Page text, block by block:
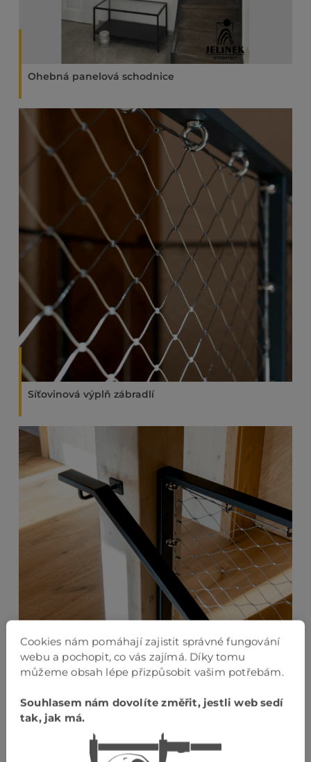
Ohebná panelová schodnice
Síťovinová výplň zábradlí
Kovové pásovinové zábradlí
Cookies nám pomáhají zajistit správné fungování
webu a pochopit, co vás zajímá. Díky tomu
můžeme obsah lépe přizpůsobit vašim potřebám.
Souhlasem nám dovolíte změřit, jestli web sedí
tak, jak má.